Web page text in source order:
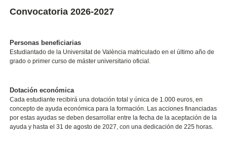
Convocatoria 2026-2027
Personas beneficiarias
Estudiantado de la Universitat de València matriculado en el último año de
grado o primer curso de máster universitario oficial.
Dotación económica
Cada estudiante recibirá una dotación total y única de 1.000 euros, en
concepto de ayuda económica para la formación. Las acciones financiadas
por estas ayudas se deben desarrollar entre la fecha de la aceptación de la
ayuda y hasta el 31 de agosto de 2027, con una dedicación de 225 horas.